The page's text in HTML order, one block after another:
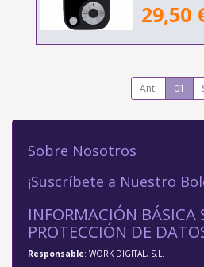
29,50
Ant. 01
Sobre Nosotros
¡Suscríbete a Nuestro
INFORMACIÓN BÁSICA
PROTECCIÓN DE
Responsable: WORK DIGITAL, S.L.